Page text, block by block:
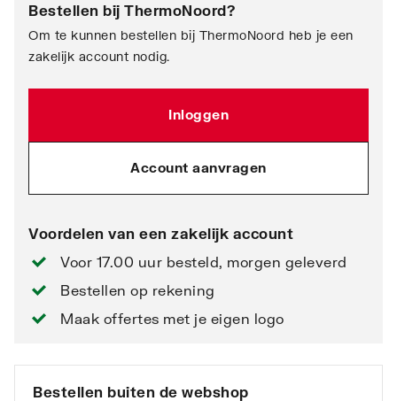
Bestellen bij ThermoNoord?
Om te kunnen bestellen bij ThermoNoord heb je een
zakelijk account nodig.
Inloggen
Account aanvragen
Voordelen van een zakelijk account
Voor 17.00 uur besteld, morgen geleverd
Bestellen op rekening
Maak offertes met je eigen logo
Bestellen buiten de webshop